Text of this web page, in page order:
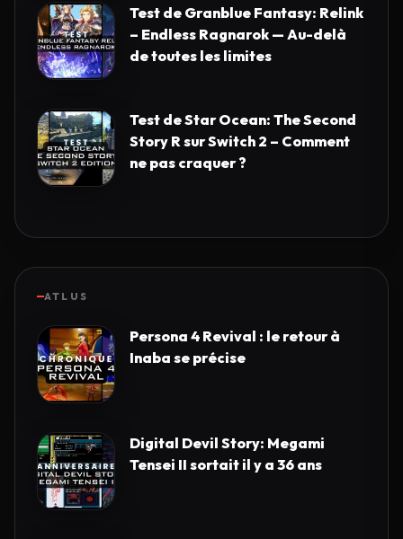
Test de Granblue Fantasy: Relink
– Endless Ragnarok — Au-delà
de toutes les limites
Test de Star Ocean: The Second
Story R sur Switch 2 – Comment
ne pas craquer ?
ATLUS
Persona 4 Revival : le retour à
Inaba se précise
Digital Devil Story: Megami
Tensei II sortait il y a 36 ans